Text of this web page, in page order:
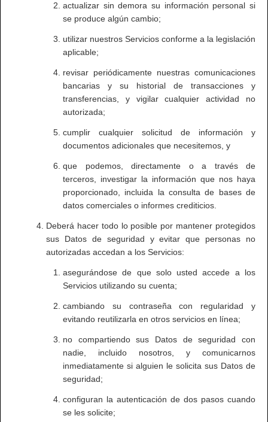
actualizar sin demora su información personal si
se produce algún cambio;
utilizar nuestros Servicios conforme a la legislación
aplicable;
revisar periódicamente nuestras comunicaciones
bancarias y su historial de transacciones y
transferencias, y vigilar cualquier actividad no
autorizada;
cumplir cualquier solicitud de información y
documentos adicionales que necesitemos, y
que podemos, directamente o a través de
terceros, investigar la información que nos haya
proporcionado, incluida la consulta de bases de
datos comerciales o informes crediticios.
Deberá hacer todo lo posible por mantener protegidos
sus Datos de seguridad y evitar que personas no
autorizadas accedan a los Servicios:
asegurándose de que solo usted accede a los
Servicios utilizando su cuenta;
cambiando su contraseña con regularidad y
evitando reutilizarla en otros servicios en línea;
no compartiendo sus Datos de seguridad con
nadie, incluido nosotros, y comunicarnos
inmediatamente si alguien le solicita sus Datos de
seguridad;
configuran la autenticación de dos pasos cuando
se les solicite;